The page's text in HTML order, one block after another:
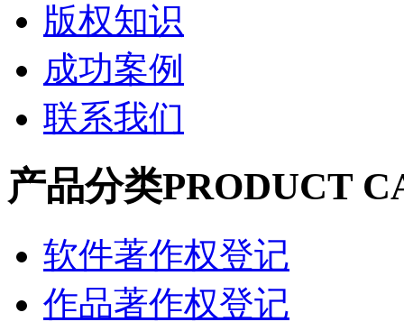
版权知识
成功案例
联系我们
产品分类PRODUCT
软件著作权登记
作品著作权登记